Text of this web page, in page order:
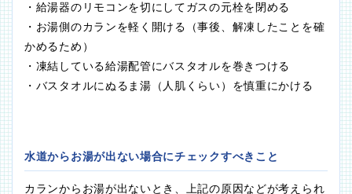
・給湯器のリモコンを切にしてガスの元栓を閉める
・お湯側のカランを軽く開ける（事後、解凍したことを確
かめるため）
・凍結している給湯配管にバスタオルを巻きつける
・バスタオルにぬるま湯（人肌くらい）を慎重にかける
水道からお湯が出ない場合にチェックすべきこと
カランからお湯が出ないとき、上記の原因などが考えられ